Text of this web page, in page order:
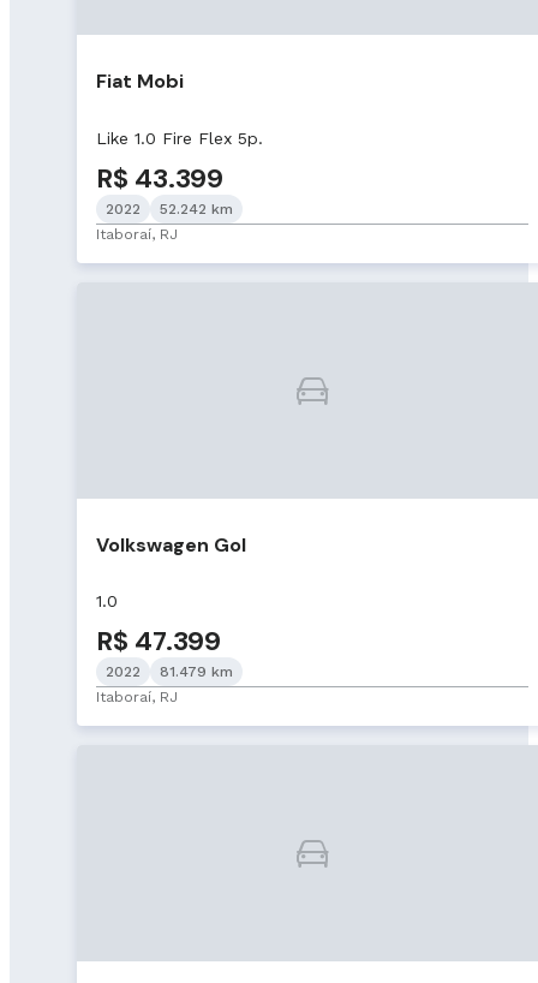
Fiat Mobi
Like 1.0 Fire Flex 5p.
R$ 43.399
2022
52.242 km
Itaboraí, RJ
Volkswagen Gol
1.0
R$ 47.399
2022
81.479 km
Itaboraí, RJ